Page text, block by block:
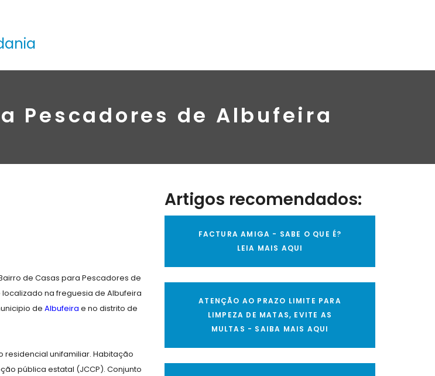
Pescadores de Albufeira
de Casas para Pescadores de
na freguesia de Albufeira
de Albufeira e no distrito de
residencial unifamiliar. Habitação
pública estatal (JCCP). Conjunto
Artigos recomendados:
FACTURA AMIGA - SABE O QUE É?
LEIA MAIS AQUI
ATENÇÃO AO PRAZO LIMITE PARA
LIMPEZA DE MATAS, EVITE AS
MULTAS - SAIBA MAIS AQUI